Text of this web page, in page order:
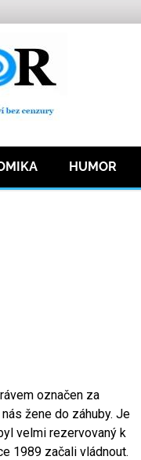
HUMOR
označen za
žene do záhuby. Je
velmi rezervovaný k
1989 začali vládnout.